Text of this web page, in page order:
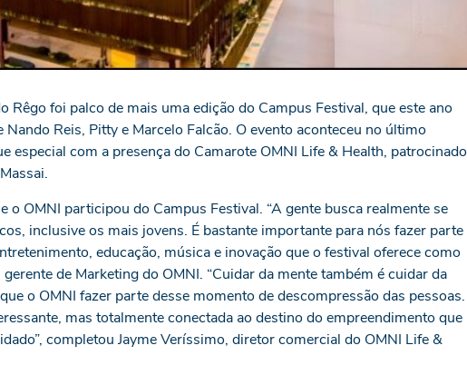
Rêgo foi palco de mais uma edição do Campus Festival, que este ano
Reis, Pitty e Marcelo Falcão. O evento aconteceu no último
especial com a presença do Camarote OMNI Life & Health, patrocinado
o OMNI participou do Campus Festival. “A gente busca realmente se
inclusive os mais jovens. É bastante importante para nós fazer parte
educação, música e inovação que o festival oferece como
de Marketing do OMNI. “Cuidar da mente também é cuidar da
o OMNI fazer parte desse momento de descompressão das pessoas.
mas totalmente conectada ao destino do empreendimento que
completou Jayme Veríssimo, diretor comercial do OMNI Life &